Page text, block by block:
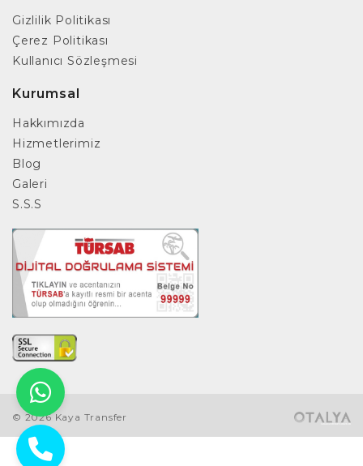
Gizlilik Politikası
Çerez Politikası
Kullanıcı Sözleşmesi
Kurumsal
Hakkımızda
Hizmetlerimiz
Blog
Galeri
S.S.S
© 2026 Kaya Transfer